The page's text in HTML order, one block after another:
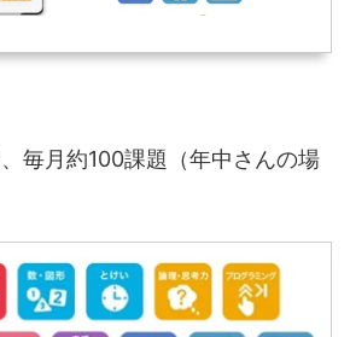
毎月約100課題（年中さんの場